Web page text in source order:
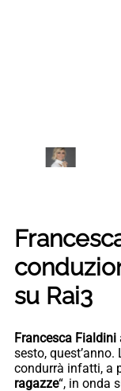
su Rai3
Francesca Fialdini
sesto,
condurrà infatti, a
ragazze“, in onda